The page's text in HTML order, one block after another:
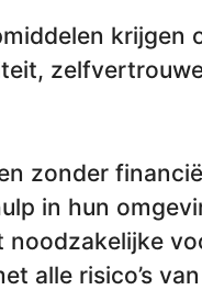
krijgen
zonder
in hun
noodzakelijke
alle risico’s